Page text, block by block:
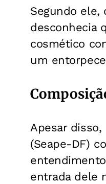
Segundo ele,
desconhecia
cosmético
um
Apesar
(Seape-DF)
entrada dele